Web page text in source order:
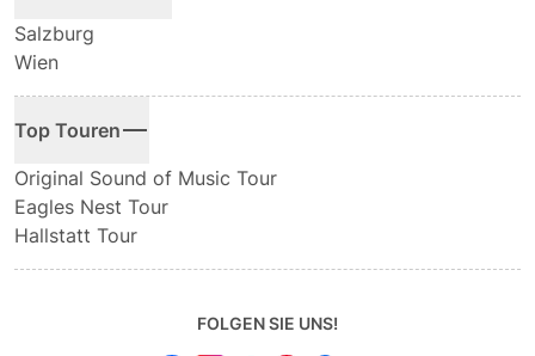
Salzburg
Wien
Top Touren
Original Sound of Music Tour
Eagles Nest Tour
Hallstatt Tour
FOLGEN SIE UNS!